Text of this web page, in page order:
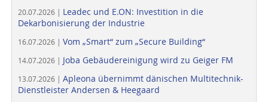
20.07.2026 | Leadec und E.ON: Investition in die
Dekarbonisierung der Industrie
16.07.2026 | Vom „Smart“ zum „Secure Building“
14.07.2026 | Joba Gebäudereinigung wird zu Geiger FM
13.07.2026 | Apleona übernimmt dänischen Multitechnik-
Dienstleister Andersen & Heegaard